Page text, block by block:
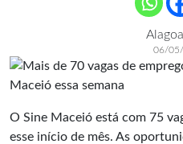
06/
O Sine Maceió está com 75
esse início de mês. As